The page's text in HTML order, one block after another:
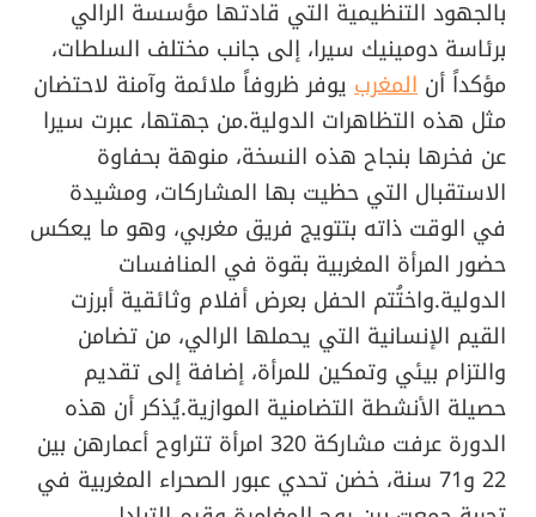
بالجهود التنظيمية التي قادتها مؤسسة الرالي
برئاسة دومينيك سيرا، إلى جانب مختلف السلطات،
مؤكداً أن المغرب يوفر ظروفاً ملائمة وآمنة لاحتضان
مثل هذه التظاهرات الدولية.من جهتها، عبرت سيرا
عن فخرها بنجاح هذه النسخة، منوهة بحفاوة
الاستقبال التي حظيت بها المشاركات، ومشيدة
في الوقت ذاته بتتويج فريق مغربي، وهو ما يعكس
حضور المرأة المغربية بقوة في المنافسات
الدولية.واختُتم الحفل بعرض أفلام وثائقية أبرزت
القيم الإنسانية التي يحملها الرالي، من تضامن
والتزام بيئي وتمكين للمرأة، إضافة إلى تقديم
حصيلة الأنشطة التضامنية الموازية.يُذكر أن هذه
الدورة عرفت مشاركة 320 امرأة تتراوح أعمارهن بين
22 و71 سنة، خضن تحدي عبور الصحراء المغربية في